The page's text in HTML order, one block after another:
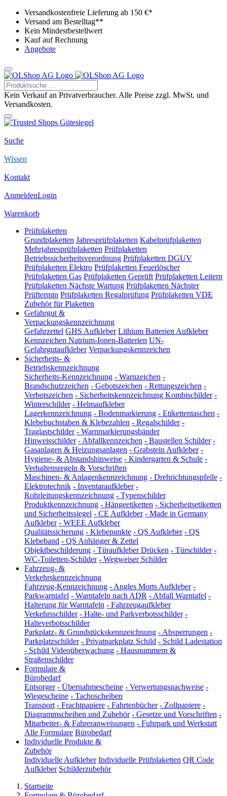
Versandkostenfreie Lieferung ab 150 €*
Versand am Bestelltag**
Kein Mindestbestellwert
Kauf auf Rechnung
Angebote
Kein Verkauf an Privatverbraucher. Alle Preise zzgl. MwSt. und
Versandkosten.
Suche
Wissen
Kontakt
AnmeldenLogin
Warenkorb
Prüfplaketten
Grundplaketten Jahresprüfplaketten Kabelprüfplaketten
Mehrjahresprüfplaketten Prüfplaketten
Betriebssicherheitsverordnung Prüfplaketten DGUV
Prüfplaketten Elektro Prüfplaketten Feuerlöscher
Prüfplaketten Gas Prüfplaketten Geprüft Prüfplaketten Leitern
Prüfplaketten Nächste Wartung Prüfplaketten Nächster
Prüftermin Prüfplaketten Regalprüfung Prüfplaketten VDE
Zubehör für Plaketten
Gefahrgut &
Verpackungskennzeichnung
Gefahrzettel GHS Aufkleber Lithium Batterien Aufkleber
Kennzeichen Natrium-Ionen-Batterien UN-
Gefahrgutaufkleber Verpackungskennzeichen
Sicherheits- &
Betriebskennzeichnung
Sicherheits-Kennzeichnung - Warnzeichen -
Brandschutzzeichen - Gebotszeichen - Rettungszeichen -
Verbotszeichen - Sicherheitskennzeichnung Kombischilder -
Winterschilder - Helmaufkleber
Lagerkennzeichnung - Bodenmarkierung - Etikettentaschen -
Klebebuchstaben & Klebezahlen - Regalschilder -
Traglastschilder - Warnmarkierungsbänder
Hinweisschilder - Abfallkennzeichen - Baustellen Schilder -
Gasanlagen & Heizungsanlagen - Grabstein Aufkleber -
Hygiene- & Abstandshinweise - Kindergarten & Schule -
Verhaltensregeln & Vorschriften
Maschinen- & Anlagenkennzeichnung - Drehrichtungspfeile -
Elektrotechnik - Inventaraufkleber -
Rohrleitungskennzeichnung - Typenschilder
Produktkennzeichnung - Hängeetiketten - Sicherheitsetiketten
und Sicherheitssiegel - CE Aufkleber - Made in Germany
Aufkleber - WEEE Aufkleber
Qualitätssicherung - Klebepunkte - QS Aufkleber - QS
Klebeband - QS Anhänger & Zettel
Objektbeschilderung - Türaufkleber Drücken - Türschilder -
WC-Toiletten-Schilder - Wegweiser Schilder
Fahrzeug- &
Verkehrskennzeichnung
Fahrzeug-Kennzeichnung - Angles Morts Aufkleber -
Parkwarntafel - Warntafeln nach ADR - Abfall Warntafel -
Halterung für Warntafeln - Fahrzeugaufkleber
Verkehrsschilder - Halte- und Parkverbotsschilder -
Halteverbotsschilder
Parkplatz- & Grundstückskennzeichnung - Absperrungen -
Parkplatzschilder - Privatparkplatz Schild - Schild Ladestation
- Schild Videoüberwachung - Hausnummern &
Straßenschilder
Formulare &
Bürobedarf
Entsorger - Übernahmescheine - Verwertungsnachweise -
Wiegescheine - Tachoscheiben
Transport - Frachtpapiere - Fahrtenbücher - Zollpapiere -
Diagrammscheiben und Zubehör - Gesetze und Vorschriften -
Mitarbeiter- & Fahreranweisungen - Fuhrpark und Werkstatt
Alle Formulare Bürobedarf
Individuelle Produkte &
Zubehör
Individuelle Aufkleber Individuelle Prüfplaketten QR Code
Aufkleber Schilderzubehör
Startseite